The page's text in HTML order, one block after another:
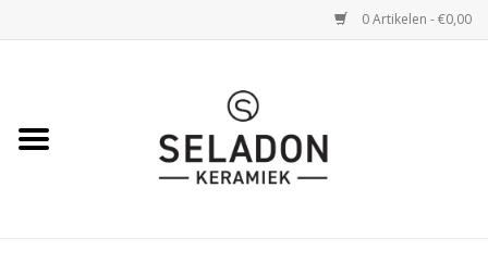
0 Artikelen - €0,00